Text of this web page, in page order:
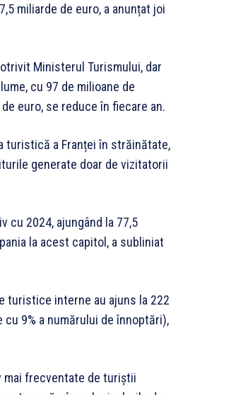
miliarde de euro, a anunțat joi
Ministerul Turismului, dar
cu 97 de milioane de
euro, se reduce în fiecare an.
turistică a Franței în străinătate,
generate doar de vizitatorii
cu 2024, ajungând la 77,5
la acest capitol, a subliniat
turistice interne au ajuns la 222
9% a numărului de înnoptări),
mai frecventate de turiștii